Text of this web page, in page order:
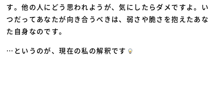
す。他の人にどう思われようが、気にしたらダメですよ。 い
つだってあなたが向き合うべきは、弱さや脆さを抱えたあな
た自身なのです。
…というのが、現在の私の解釈です